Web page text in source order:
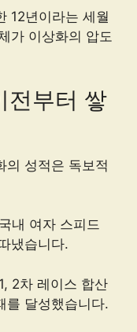
12년이라는 세월
가 이상화의 압도
전부터 쌓
의 성적은 독보적
내 여자 스피드
냈습니다.
2차 레이스 합산
를 달성했습니다.